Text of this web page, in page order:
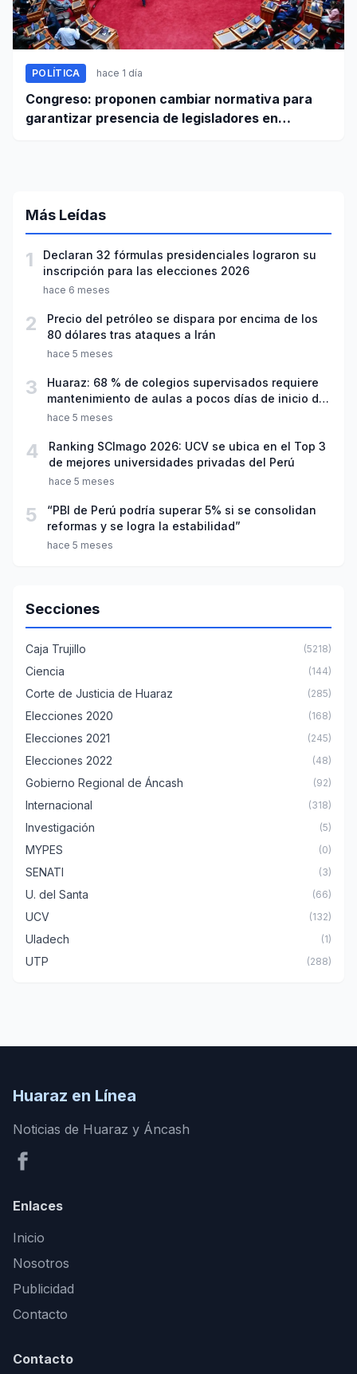
POLÍTICA hace 1 día
Congreso: proponen cambiar normativa para
garantizar presencia de legisladores en
Más Leídas
1
Declaran 32 fórmulas presidenciales lograron su
inscripción para las elecciones 2026
hace 6 meses
2
Precio del petróleo se dispara por encima de los
80 dólares tras ataques a Irán
hace 5 meses
3
Huaraz: 68 % de colegios supervisados requiere
mantenimiento de aulas a pocos días de inicio del
año escolar 2026
hace 5 meses
4
Ranking SCImago 2026: UCV se ubica en el Top 3
de mejores universidades privadas del Perú
hace 5 meses
5
“PBI de Perú podría superar 5% si se consolidan
reformas y se logra la estabilidad”
hace 5 meses
Secciones
Caja Trujillo (5218)
Ciencia (144)
Corte de Justicia de Huaraz (285)
Elecciones 2020 (168)
Elecciones 2021 (245)
Elecciones 2022 (48)
Gobierno Regional de Áncash (92)
Internacional (318)
Investigación (5)
MYPES (0)
SENATI (3)
U. del Santa (66)
UCV (132)
Uladech (1)
UTP (288)
Huaraz en Línea
Noticias de Huaraz y Áncash
Enlaces
Inicio
Nosotros
Publicidad
Contacto
Contacto